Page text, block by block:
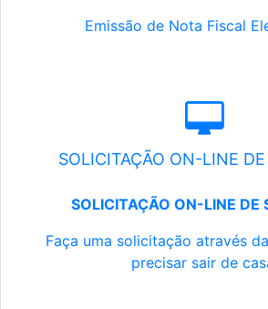
Emissão de Nota Fiscal
SOLICITAÇÃO ON-LINE
SOLICITAÇÃO ON-LINE DE
Faça uma solicitação através
precisar sair de